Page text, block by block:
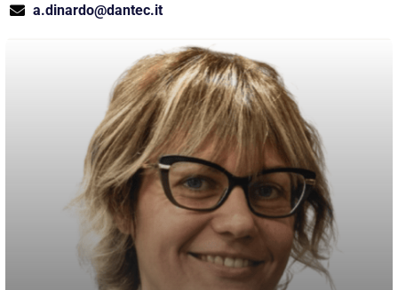
a.dinardo@dantec.it